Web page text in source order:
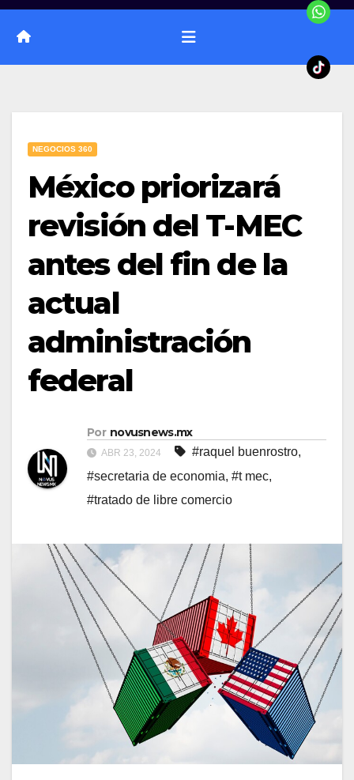
NEGOCIOS 360
México priorizará
revisión del T-MEC
antes del fin de la
actual
administración
federal
Por novusnews.mx
ABR 23, 2024 #raquel buenrostro,
#secretaria de economia, #t mec,
#tratado de libre comercio